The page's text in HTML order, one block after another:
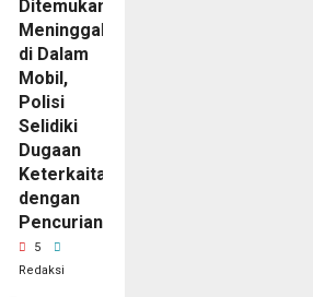
Ditemukan
Meninggal
di Dalam
Mobil,
Polisi
Selidiki
Dugaan
Keterkaitan
dengan
Pencurian
5
Redaksi